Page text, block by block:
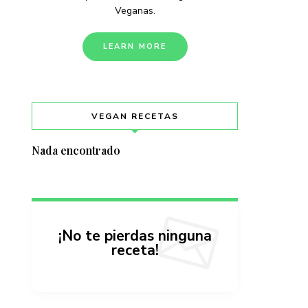
Veganas.
LEARN MORE
VEGAN RECETAS
Nada encontrado
¡No te pierdas ninguna
receta!